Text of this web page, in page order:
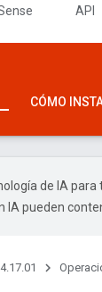
API
CÓMO
de IA
pueden